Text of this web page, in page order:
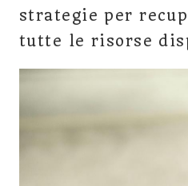
strategie per
tutte le risorse